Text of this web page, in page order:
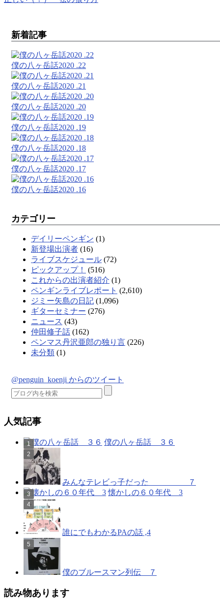
新着記事
僕の八ヶ岳話2020 .22
僕の八ヶ岳話2020 .21
僕の八ヶ岳話2020 .20
僕の八ヶ岳話2020 .19
僕の八ヶ岳話2020 .18
僕の八ヶ岳話2020 .17
僕の八ヶ岳話2020 .16
カテゴリー
デイリーペンギン (1)
新登場出演者 (16)
ライブスケジュール (72)
ピックアップ！
(516)
これからの出演者紹介 (1)
ペンギンライブレポート (2,610)
ジミー矢島の日記 (1,096)
ギターセミナー (276)
ニュース (43)
仲田修子話 (162)
ペンマス丹沢亜郎の独り言 (226)
未分類 (1)
@penguin_koenji からのツイート
人気記事
僕の八ヶ岳話 ３６
みんなテレビっ子だった ７
懐かしの６０年代 3
誰にでもわかるPAの話 ,4
僕のブルースマン列伝 ７
読み物あります